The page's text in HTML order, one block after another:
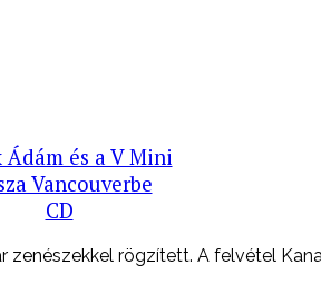
Ádám és a V Mini
Vancouverbe
CD
rögzített. A felvétel